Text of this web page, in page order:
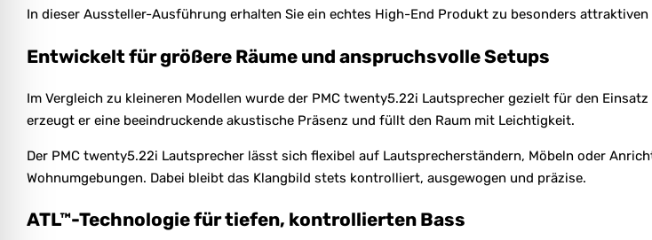
In dieser Aussteller-Ausführung erhalten Sie ein echtes High-End Produkt zu besonders
Entwickelt für größere Räume und anspruchsvolle Setups
Im Vergleich zu kleineren Modellen wurde der PMC twenty5.22i Lautsprecher gezielt für den
erzeugt er eine beeindruckende akustische Präsenz und füllt den Raum mit Leichtigkeit.
Der PMC twenty5.22i Lautsprecher lässt sich flexibel auf Lautsprecherständern, Möbeln oder
Wohnumgebungen. Dabei bleibt das Klangbild stets kontrolliert, ausgewogen und präzise.
ATL™-Technologie für tiefen, kontrollierten Bass